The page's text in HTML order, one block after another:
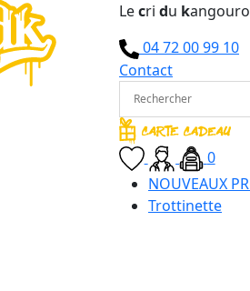
Lecri du k
04 72 00 99 10
Contact
0
NOUVEAUX
Trottinette